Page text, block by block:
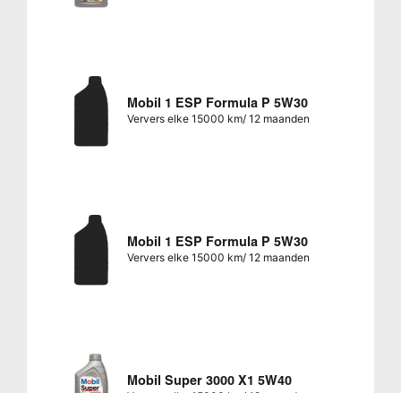
Mobil 1 ESP Formula P 5W30
Ververs elke 15000 km/ 12 maanden
Mobil 1 ESP Formula P 5W30
Ververs elke 15000 km/ 12 maanden
Mobil Super 3000 X1 5W40